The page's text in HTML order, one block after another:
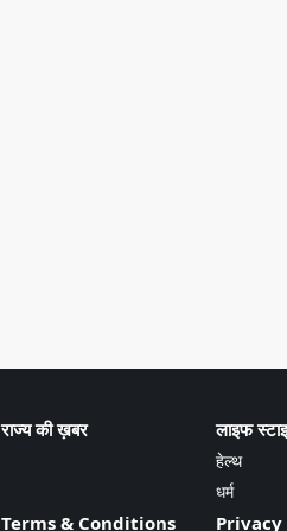
राज्य की ख़बर लाइफ
हेल्थ
धर्म
Terms & Conditions